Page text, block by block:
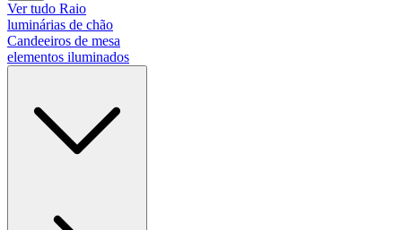
Ver tudo Raio
luminárias de chão
Candeeiros de mesa
elementos iluminados